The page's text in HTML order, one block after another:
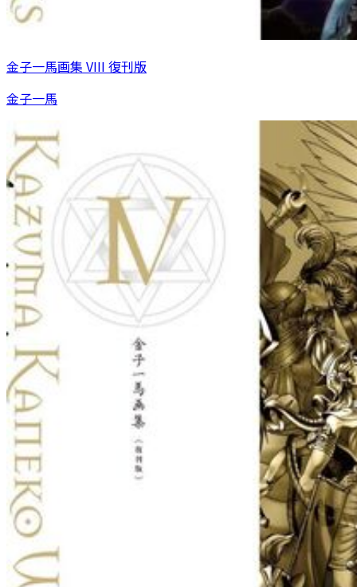
金子一馬画集 VIII 復刊版
金子一馬